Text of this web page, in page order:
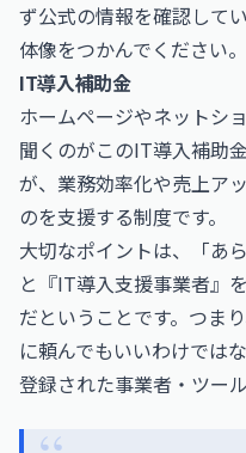
ず公式の情報を確認して
体像をつかんでください。
IT導入補助金
ホームページやネットシ
聞くのがこのIT導入補助
が、業務効率化や売上ア
のを支援する制度です。
大切なポイントは、「あ
と『IT導入支援事業者』
だということです。つま
に頼んでもいいわけでは
登録された事業者・ツー